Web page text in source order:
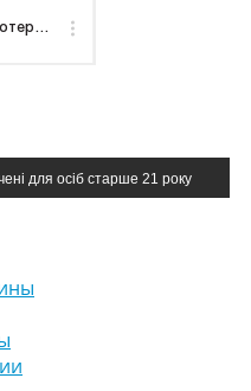
для осіб старше 21 року